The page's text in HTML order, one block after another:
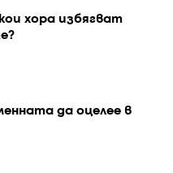
хора избягват
да оцелее в